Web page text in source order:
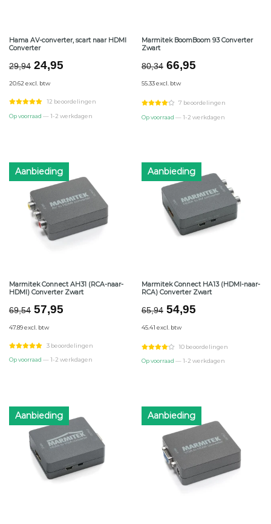
Hama AV-converter, scart naar HDMI
Converter
29,94 Oorspronkelijke
was:
€29,94.
24,95Huidige
€24,95.
20.62 excl. btw
12 beoordelingen
Op voorraad — 1-2 werkdagen
Marmitek BoomBoom 93 Converter
Zwart
80,34 Oorspronkelijke
was:
€80,34.
66,95Huidige
€66,95.
55.33 excl. btw
7 beoordelingen
Op voorraad — 1-2 werkdagen
Aanbieding
Marmitek Connect AH31 (RCA-naar-
HDMI) Converter Zwart
69,54 Oorspronkelijke
was:
€69,54.
57,95Huidige
€57,95.
47.89 excl. btw
3 beoordelingen
Op voorraad — 1-2 werkdagen
Aanbieding
Marmitek Connect HA13 (HDMI-naar-
RCA) Converter Zwart
65,94 Oorspronkelijke
was:
€65,94.
54,95Huidige
€54,95.
45.41 excl. btw
10 beoordelingen
Op voorraad — 1-2 werkdagen
Aanbieding Aanbieding